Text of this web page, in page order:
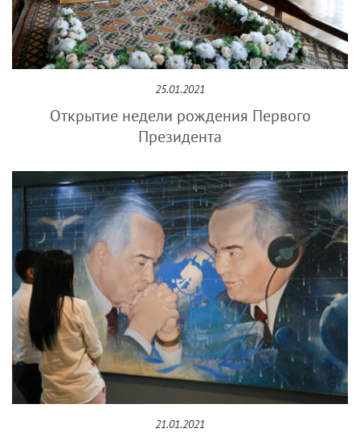
25.01.2021
Открытие недели рождения Первого
Президента
21.01.2021